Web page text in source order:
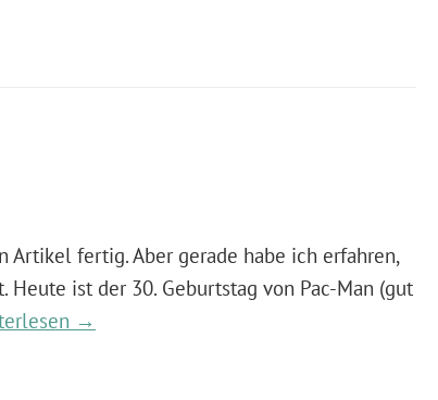
fertig. Aber gerade habe ich erfahren,
ist der 30. Geburtstag von Pac-Man (gut
→